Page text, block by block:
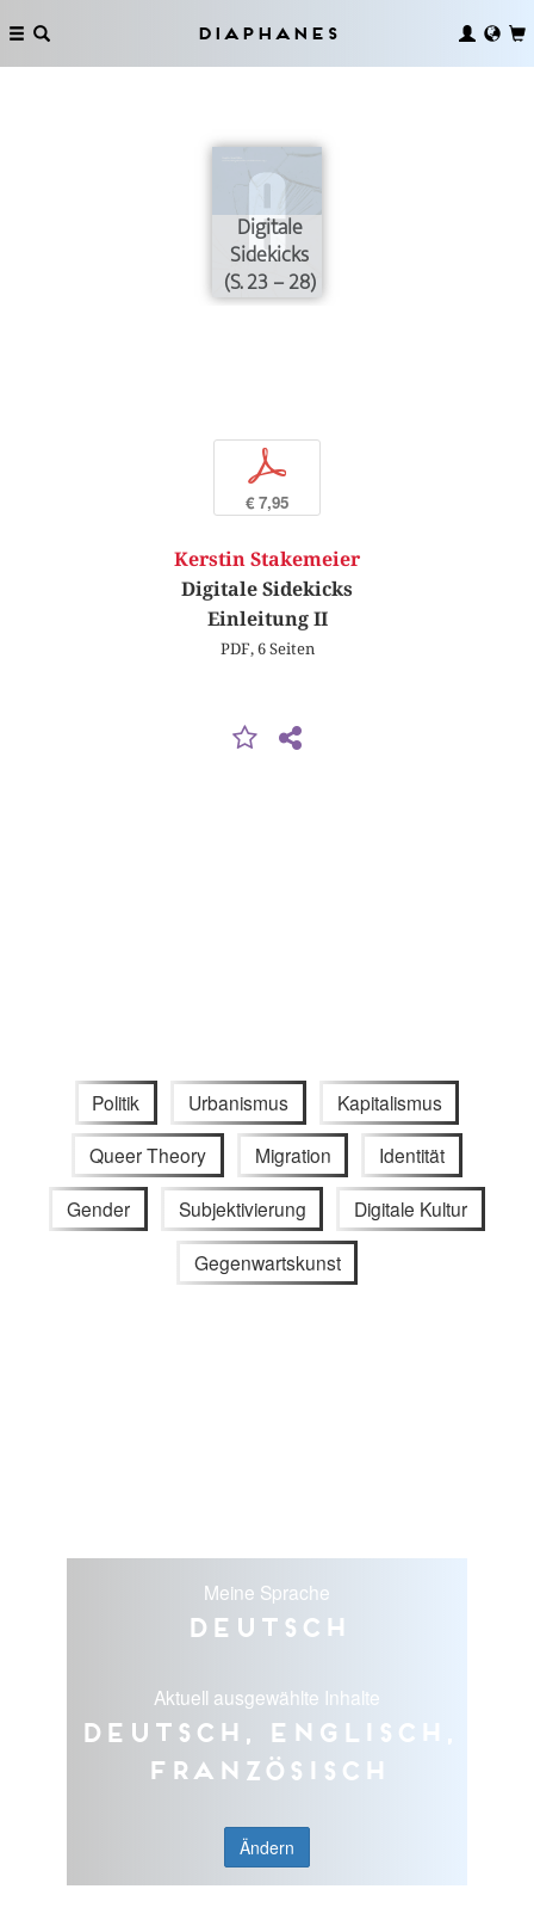
Diaphanes
Digitale
Sidekicks
(S. 23 – 28)
p
€ 7,95
Kerstin Stakemeier
Digitale Sidekicks
Einleitung II
PDF, 6 Seiten
Politik Urbanismus Kapitalismus
Queer Theory Migration Identität
Gender Subjektivierung Digitale Kultur
Gegenwartskunst
Meine Sprache
Deutsch
Aktuell ausgewählte Inhalte
Deutsch, Englisch,
Französisch
Ändern